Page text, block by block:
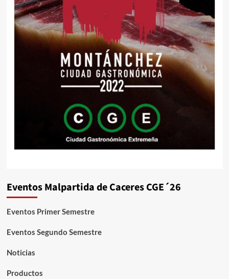
Eventos Malpartida de Caceres CGE´26
Eventos Primer Semestre
Eventos Segundo Semestre
Noticias
Productos